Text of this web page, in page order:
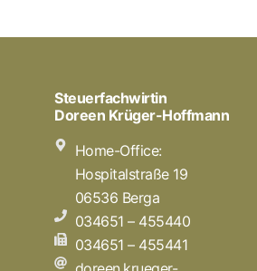
Steuerfachwirtin
Doreen Krüger-Hoffmann
Home-Office:
Hospitalstraße 19
06536 Berga
034651 – 455440
034651 – 455441